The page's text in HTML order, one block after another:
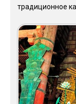
традиционное